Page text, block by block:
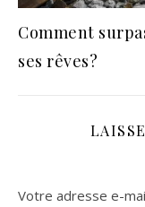
Comment
ses rêves?
Votre adresse e-